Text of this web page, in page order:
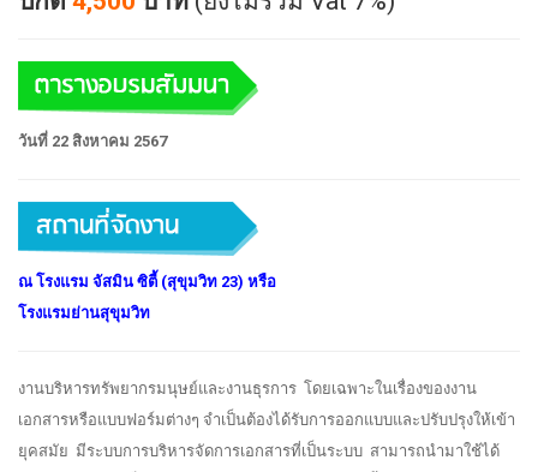
วันที่ 22 สิงหาคม 2567
ณ โรงแรม จัสมิน ซิตี้ (สุขุมวิท 23) หรือ
โรงแรมย่านสุขุมวิท
งานบริหารทรัพยากรมนุษย์และงานธุรการ โดยเฉพาะในเรื่องของงาน
เอกสารหรือแบบฟอร์มต่างๆ จำเป็นต้องได้รับการออกแบบและปรับปรุงให้เข้า
ยุคสมัย มีระบบการบริหารจัดการเอกสารที่เป็นระบบ สามารถนำมาใช้ได้